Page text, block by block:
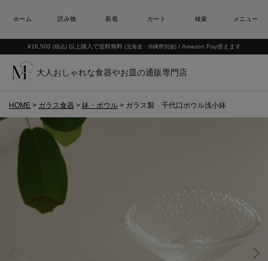
¥16,500 (税込) 以上購入で送料無料 (北海道・沖縄県別途) / Amazon Pay使えます
大人おしゃれな食器やお皿の通販専門店
HOME ガラス食器 鉢・ボウル ガラス製 千代口ボウル浅小鉢